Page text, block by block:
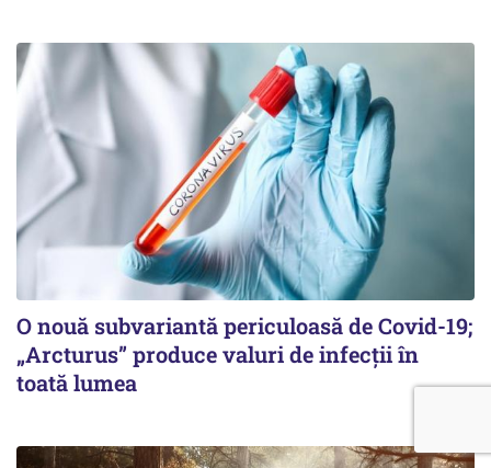
O nouă subvariantă periculoasă de Covid-19;
„Arcturus” produce valuri de infecții în
toată lumea